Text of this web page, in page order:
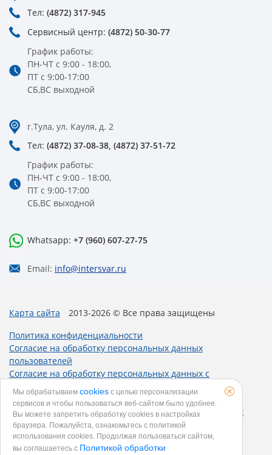
Тел: (4872) 317-945
Сервисный центр: (4872) 50-30-77
График работы:
ПН-ЧТ с 9:00 - 18:00,
ПТ с 9:00-17:00
СБ,ВС выходной
г.Тула, ул. Кауля, д. 2
Тел: (4872) 37-08-38, (4872) 37-51-72
График работы:
ПН-ЧТ с 9:00 - 18:00,
ПТ с 9:00-17:00
СБ,ВС выходной
Whatsapp: +7 (960) 607-27-75
Email: info@intersvar.ru
Карта сайта
2013-2026 © Все права защищены
Политика конфиденциальности
Согласие на обработку персональных данных
пользователей
Согласие на обработку персональных данных с
использованием метрических программ
Политика использования cookies
Согласие на получение рекламных и информационных
рассылок
Мы обрабатываем cookies с целью персонализации
сервисов и чтобы пользоваться веб-сайтом было удобнее.
Вы можете запретить обработку сookies в настройках
браузера. Пожалуйста, ознакомьтесь с политикой
использования cookies. Продолжая пользоваться сайтом,
вы соглашаетесь с Политикой обработки